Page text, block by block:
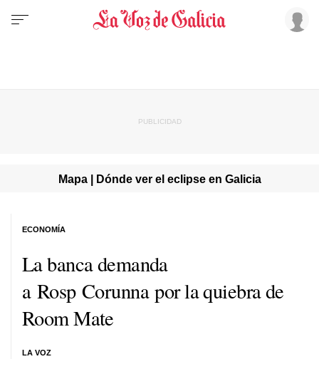
Mapa | Dónde ver el eclipse en Galicia
La banca demanda
a Rosp Corunna por la quiebra de
Room Mate
LA VOZ
ECONOMÍA